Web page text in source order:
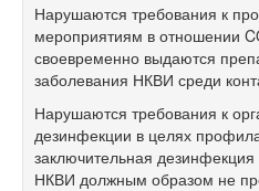
Нарушаются требования к
мероприятиям в отношении
своевременно выдаются
заболевания НКВИ среди
Нарушаются требования к
дезинфекции в целях
заключительная
НКВИ должным образом не